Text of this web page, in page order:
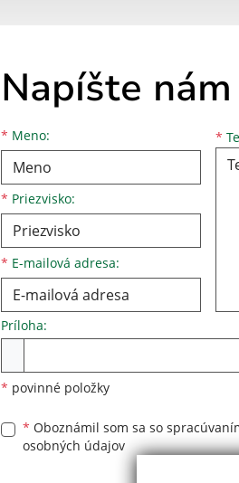
Napíšte nám
* Meno:
Meno
* Priezvisko:
Priezvisko
* E-mailová adresa:
E-mailová adresa *
Príloha:
* povinné položky
* Oboznámil som sa so
osobných údajov